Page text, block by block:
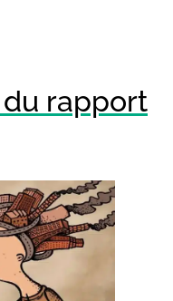
rapport